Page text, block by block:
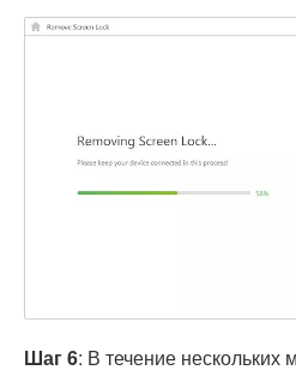
Шаг 6: В течение нескольких